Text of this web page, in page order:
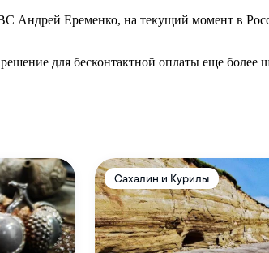
Андрей Еременко, на текущий момент в
для бесконтактной оплаты еще